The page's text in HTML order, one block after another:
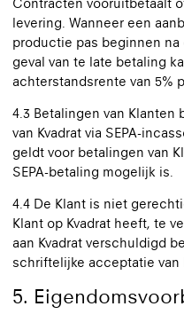
Contracten vooruitbetaalt
levering. Wanneer een
productie pas beginnen na
geval van te late betaling
achterstandsrente van 5%
4.3 Betalingen van Klanten
van Kvadrat via SEPA-
geldt voor betalingen van
SEPA-betaling mogelijk is.
4.4 De Klant is niet
Klant op Kvadrat heeft, te
aan Kvadrat verschuldigd
schriftelijke acceptatie van
5.